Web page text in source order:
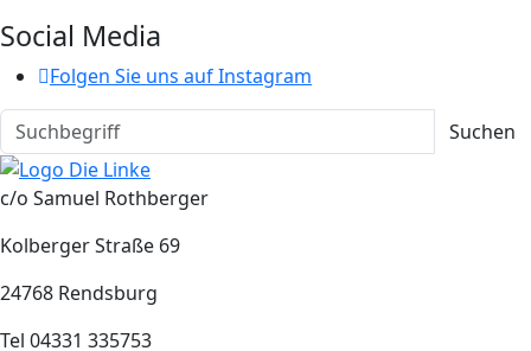
Social Media
Folgen Sie uns auf Instagram
Suchen
c/o Samuel Rothberger
Kolberger Straße 69
24768 Rendsburg
Tel 04331 335753